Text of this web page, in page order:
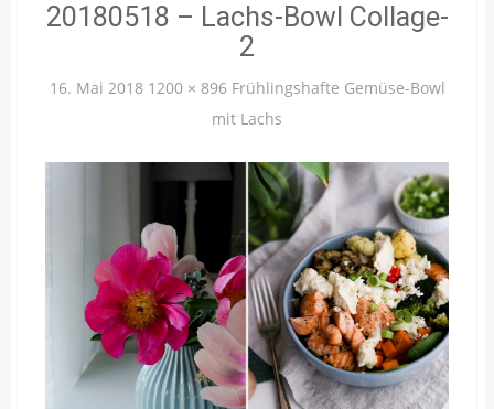
20180518 – Lachs-Bowl Collage-
2
16. Mai 2018 1200 × 896 Frühlingshafte Gemüse-Bowl
mit Lachs